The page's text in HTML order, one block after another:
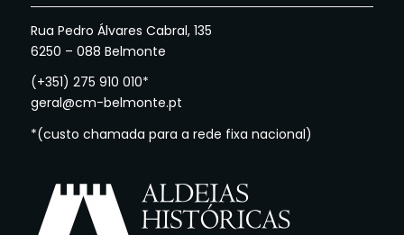
Rua Pedro Álvares Cabral, 135
6250 – 088 Belmonte
(+351) 275 910 010*
geral@cm-belmonte.pt
*(custo chamada para a rede fixa nacional)